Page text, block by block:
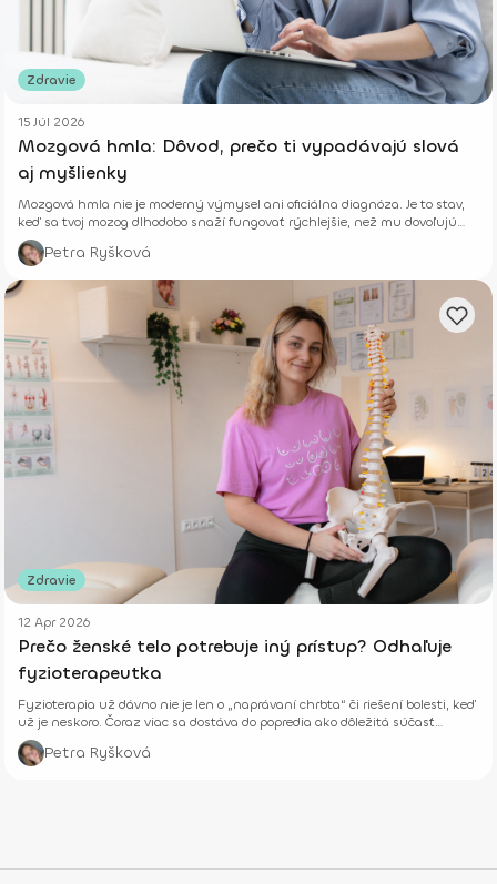
Zdravie
15 Júl 2026
Mozgová hmla: Dôvod, prečo ti vypadávajú slová
aj myšlienky
Mozgová hmla nie je moderný výmysel ani oficiálna diagnóza. Je to stav,
keď sa tvoj mozog dlhodobo snaží fungovať rýchlejšie, než mu dovoľujú
jeho biologické limity.
Petra Ryšková
Zdravie
12 Apr 2026
Prečo ženské telo potrebuje iný prístup? Odhaľuje
fyzioterapeutka
Fyzioterapia už dávno nie je len o „naprávaní chrbta“ či riešení bolesti, keď
už je neskoro. Čoraz viac sa dostáva do popredia ako dôležitá súčasť
prevencie, starostlivosti o telo aj celkového zdravia – fyzického aj
psychického.
Petra Ryšková